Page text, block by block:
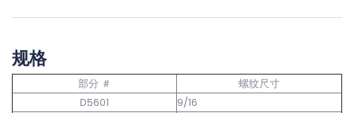
规格
部分 ＃
螺纹尺寸
D5601
9/16